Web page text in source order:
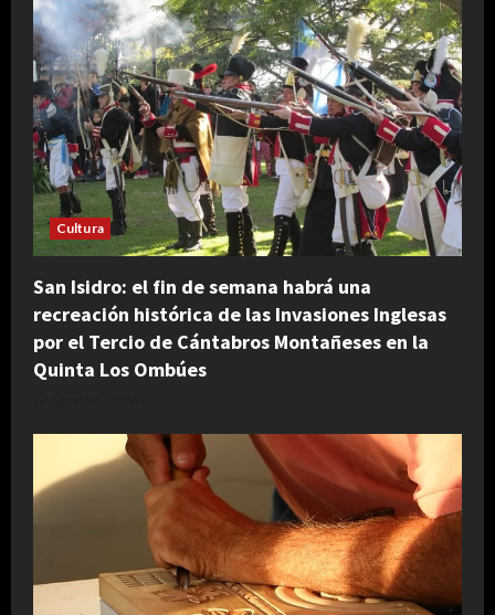
Cultura
San Isidro: el fin de semana habrá una
recreación histórica de las Invasiones Inglesas
por el Tercio de Cántabros Montañeses en la
Quinta Los Ombúes